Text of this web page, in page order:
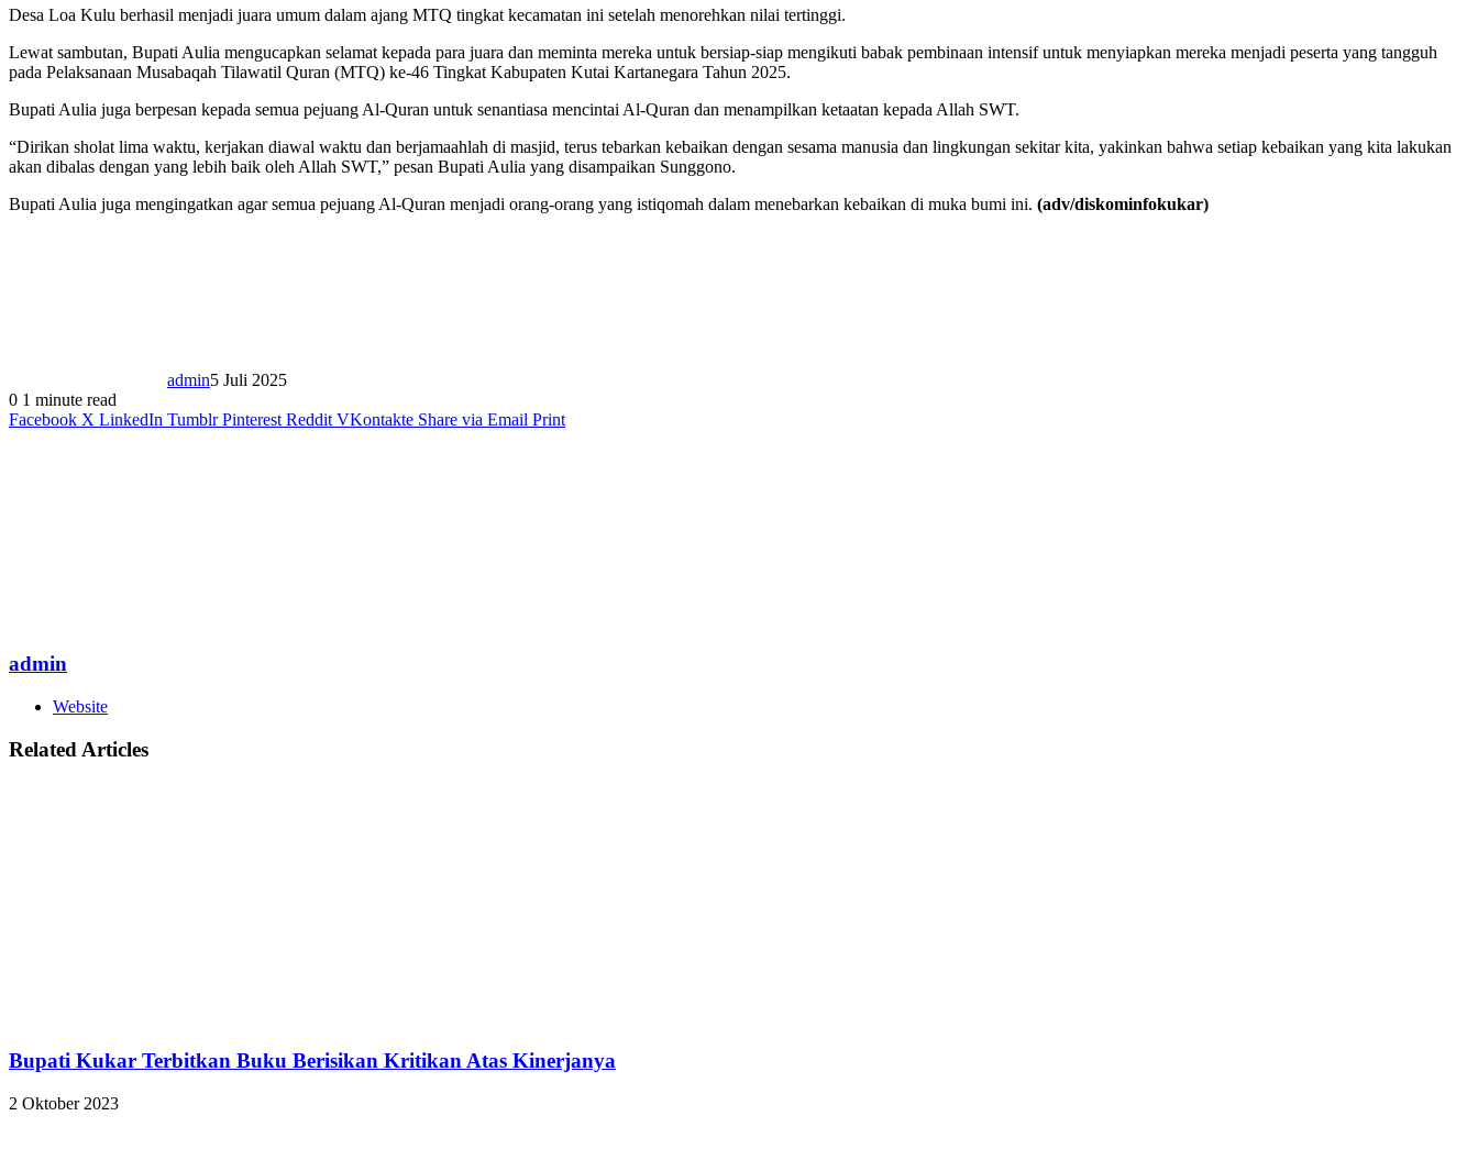
Desa Loa Kulu berhasil menjadi juara umum dalam ajang MTQ tingkat kecamatan ini setelah menorehkan nilai tertinggi.
Lewat sambutan, Bupati Aulia mengucapkan selamat kepada para juara dan meminta mereka untuk bersiap-siap mengikuti babak pembinaan intensif untuk menyiapkan mereka menjadi peserta yang tangguh
pada Pelaksanaan Musabaqah Tilawatil Quran (MTQ) ke-46 Tingkat Kabupaten Kutai Kartanegara Tahun 2025.
Bupati Aulia juga berpesan kepada semua pejuang Al-Quran untuk senantiasa mencintai Al-Quran dan menampilkan ketaatan kepada Allah SWT.
“Dirikan sholat lima waktu, kerjakan diawal waktu dan berjamaahlah di masjid, terus tebarkan kebaikan dengan sesama manusia dan lingkungan sekitar kita, yakinkan bahwa setiap kebaikan yang kita lakukan
akan dibalas dengan yang lebih baik oleh Allah SWT,” pesan Bupati Aulia yang disampaikan Sunggono.
Bupati Aulia juga mengingatkan agar semua pejuang Al-Quran menjadi orang-orang yang istiqomah dalam menebarkan kebaikan di muka bumi ini. (adv/diskominfokukar)
admin5 Juli 2025
0 1 minute read
Facebook X LinkedIn Tumblr Pinterest Reddit VKontakte Share via Email Print
admin
Website
Related Articles
Bupati Kukar Terbitkan Buku Berisikan Kritikan Atas Kinerjanya
2 Oktober 2023